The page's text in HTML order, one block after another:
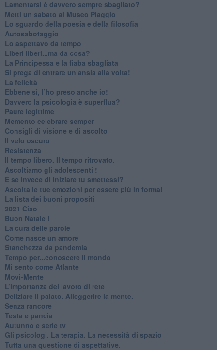
​Lamentarsi è davvero sempre sbagliato?
​Metti un sabato al Museo Piaggio
​Lo sguardo della poesia e della filosofia
Autosabotaggio
​Lo aspettavo da tempo
​Liberi liberi...ma da cosa?
​La Principessa e la fiaba sbagliata
Si prega di entrare un’ansia alla volta!
​La felicità
​Ebbene sì, l’ho preso anche io!
​Davvero la psicologia è superflua?
Paure legittime
​Memento celebrare semper
​Consigli di visione e di ascolto
​Il velo oscuro
Resistenza
​Il tempo libero. Il tempo ritrovato.
Ascoltiamo gli adolescenti !
​E se invece di iniziare tu smettessi?
​Ascolta le tue emozioni per essere più in forma!
​La lista dei buoni propositi
2021 Ciao
Buon Natale !
​La cura delle parole
​Come nasce un amore
Stanchezza da pandemia
​Tempo per...conoscere il mondo
​Mi sento come Atlante
​Movi-Mente
​L’importanza del lavoro di rete
​Deliziare il palato. Alleggerire la mente.
​Senza rancore
​Testa e pancia
​Autunno e serie tv
​Gli psicologi. La terapia. La necessità di spazio
​Tutta una questione di aspettative.